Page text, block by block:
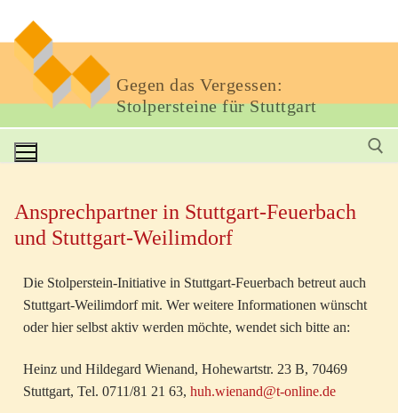
Gegen das Vergessen:
Stolpersteine für Stuttgart
Ansprechpartner in Stuttgart-Feuerbach
und Stuttgart-Weilimdorf
Die Stolperstein-Initiative in Stuttgart-Feuerbach betreut auch
Stuttgart-Weilimdorf mit. Wer weitere Informationen wünscht
oder hier selbst aktiv werden möchte, wendet sich bitte an:
Heinz und Hildegard Wienand, Hohewartstr. 23 B, 70469
Stuttgart, Tel. 0711/81 21 63, huh.wienand@t-online.de